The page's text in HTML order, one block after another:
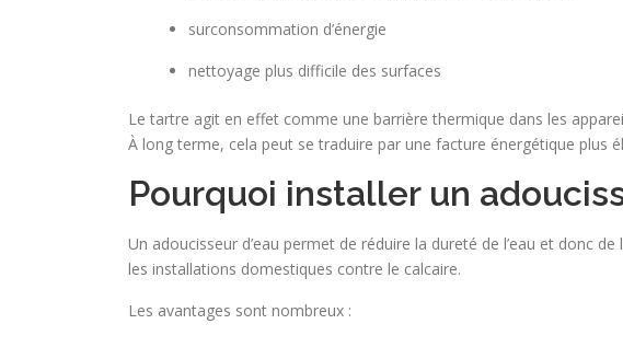
surconsommation d’énergie
nettoyage plus difficile des surfaces
Le tartre agit en effet comme une barrière thermique dans les
À long terme, cela peut se traduire par une facture énergétique plus
Pourquoi installer un
Un adoucisseur d’eau permet de réduire la dureté de l’eau et donc
les installations domestiques contre le calcaire.
Les avantages sont nombreux :